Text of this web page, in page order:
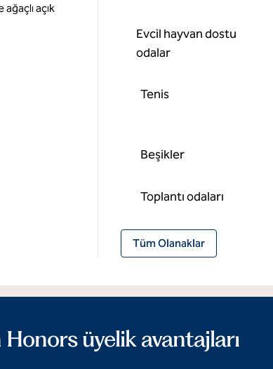
açık
Evcil hayvan dostu
odalar
Tenis
Beşikler
Toplantı odaları
Tüm Olanaklar
üyelik avantajları